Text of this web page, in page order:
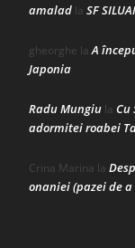
amalad la SF
gheorghe laA
Japonia
Radu Mungiu la
adormitei roabei
Crina Marina la
onaniei (pazei de